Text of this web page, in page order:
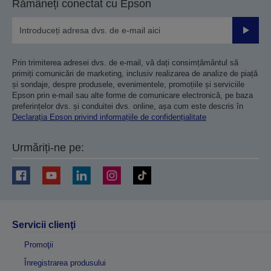
Rămâneți conectat cu Epson
Prin trimiterea adresei dvs. de e-mail, vă dați consimțământul să
primiți comunicări de marketing, inclusiv realizarea de analize de piață
și sondaje, despre produsele, evenimentele, promoțiile și serviciile
Epson prin e-mail sau alte forme de comunicare electronică, pe baza
preferințelor dvs. și conduitei dvs. online, așa cum este descris în
Declarația Epson privind informațiile de confidențialitate
Urmăriți-ne pe:
Servicii clienţi
Promoţii
Înregistrarea produsului